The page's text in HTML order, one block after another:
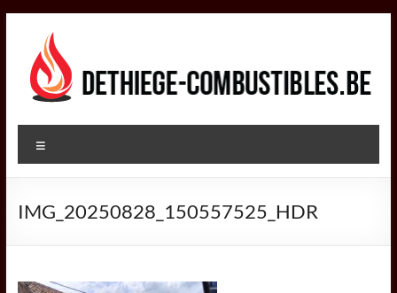
contenu
DETHIEGE
COMBUSTIBLES
dans
des
IMG_20250828_150557525_HDR